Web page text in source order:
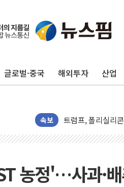
글로벌·중국 해외투자 산업
속보
중기부, 떡국·떡볶
[브라질증시] 금리
카드사 고객 유입
제나벨, 배우 공승
[채권/외환] 국제유
트럼프, '원정출산
"세금 부담 덜자
세금 부담 커진
농정'…사과·배